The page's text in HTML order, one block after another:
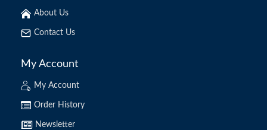
About Us
Contact Us
My Account
My Account
Order History
Newsletter